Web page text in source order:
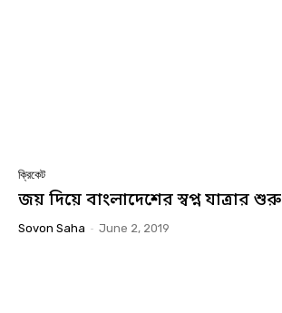
ক্রিকেট
জয় দিয়ে বাংলাদেশের স্বপ্ন যাত্রার শুরু
Sovon Saha - June 2, 2019